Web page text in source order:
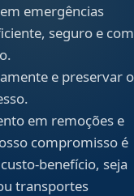
emergências
seguro e com
e preservar o
em remoções e
compromisso é
benefício, seja
transportes